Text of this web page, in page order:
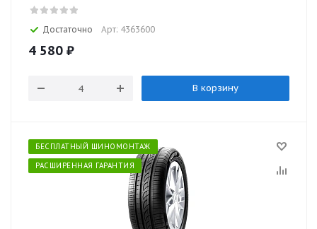
Достаточно Арт: 4363600
4 580 ₽
В корзину
БЕСПЛАТНЫЙ ШИНОМОНТАЖ
РАСШИРЕННАЯ ГАРАНТИЯ